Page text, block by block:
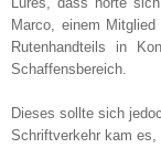
Marco, einem
Rutenhandteils in
Schaffensbereich.
Dieses sollte sich
Schriftverkehr kam